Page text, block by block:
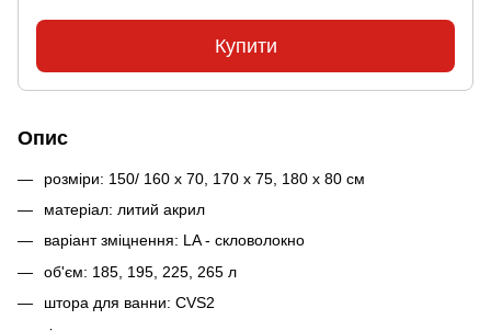
Купити
Опис
розміри: 150/ 160 x 70, 170 x 75, 180 x 80 см
матеріал: литий акрил
варіант зміцнення: LA - скловолокно
об'єм: 185, 195, 225, 265 л
штора для ванни: CVS2